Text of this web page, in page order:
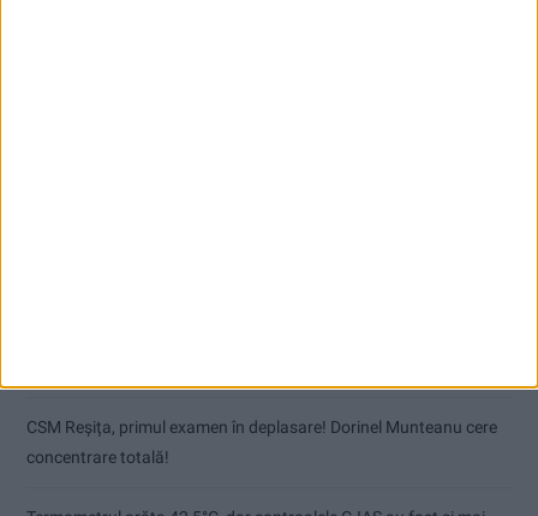
CSM Reșița, primul examen în deplasare! Dorinel Munteanu cere
concentrare totală!